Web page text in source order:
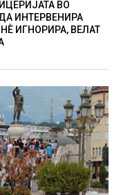
ВО
ИНТЕРВЕНИРА
ИГНОРИРА, ВЕЛАТ